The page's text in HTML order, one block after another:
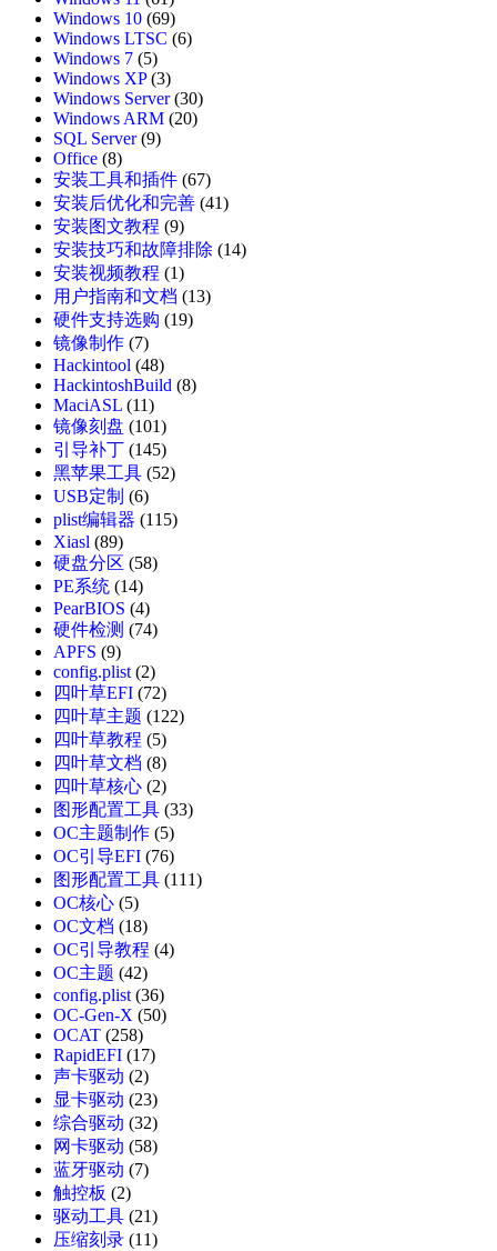
Windows 10 (69)
Windows LTSC (6)
Windows 7 (5)
Windows XP(3)
Windows Server(30)
Windows ARM (20)
SQL Server(9)
Office (8)
安装工具和插件 (67)
安装后优化和完善 (41)
安装图文教程 (9)
安装技巧和故障排除 (14)
安装视频教程 (1)
用户指南和文档 (13)
硬件支持选购 (19)
镜像制作 (7)
Hackintool (48)
HackintoshBuild (8)
MaciASL (11)
镜像刻盘 (101)
引导补丁 (145)
黑苹果工具 (52)
USB定制 (6)
plist编辑器 (115)
Xiasl (89)
硬盘分区 (58)
PE系统 (14)
PearBIOS (4)
硬件检测 (74)
APFS (9)
config.plist(2)
四叶草EFI (72)
四叶草主题 (122)
四叶草教程 (5)
四叶草文档 (8)
四叶草核心 (2)
图形配置工具 (33)
OC主题制作 (5)
OC引导EFI (76)
图形配置工具 (111)
OC核心 (5)
OC文档 (18)
OC引导教程 (4)
OC主题 (42)
config.plist(36)
OC-Gen-X (50)
OCAT (258)
RapidEFI (17)
声卡驱动 (2)
显卡驱动 (23)
综合驱动 (32)
网卡驱动 (58)
蓝牙驱动 (7)
触控板 (2)
驱动工具 (21)
压缩刻录 (11)